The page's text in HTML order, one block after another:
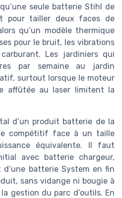
seule batterie Stihl de
pour tailler deux faces de
qu’un modèle thermique
pour le bruit, les vibrations
Les jardiniers qui
par semaine au jardin
surtout lorsque le moteur
affûtée au laser limitent la
d’un produit batterie de la
compétitif face à un taille
équivalente. Il faut
avec batterie chargeur,
d’une batterie System en fin
sans vidange ni bougie à
gestion du parc d’outils. En